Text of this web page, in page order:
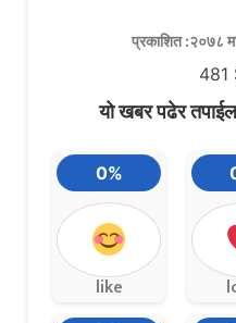
प्रकाशित :२०७८
481
यो खबर पढेर
0%
like